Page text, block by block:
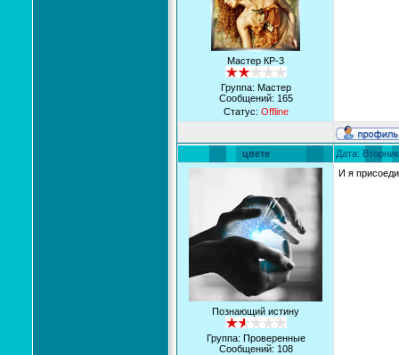
Мастер КР-3
Группа: Мастер
Сообщений: 165
Статус: Offline
цвете Дата:
Познающий истину
Группа: Проверенные
Сообщений: 108
И я